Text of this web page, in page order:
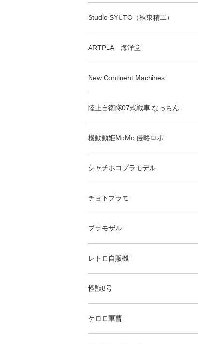
Studio SYUTO（秋東精工）
ARTPLA 海洋堂
New Continent Machines
陸上自衛隊07式戦車 なっちん
機動動姫MoMo 侵略ロボ
シャチホコプラモデル
チョトプラモ
プラモザル
レトロ自販機
怪獣8号
ケロロ軍曹